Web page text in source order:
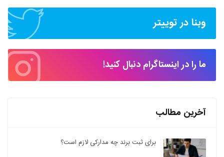
وبنا در توییتر
ما را در اینستاگرام دنبال کنید!
آخرین مطالب
برای ثبت برند چه مدارکی لازم است؟